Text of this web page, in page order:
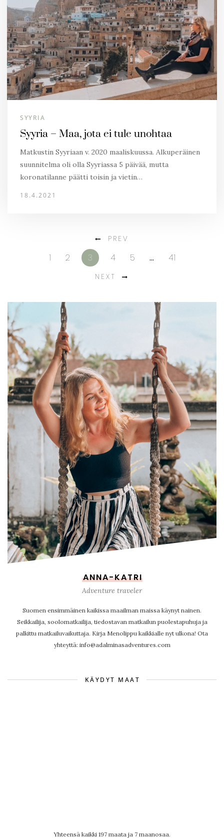
SYYRIA
Syyria – Maa, jota ei tule unohtaa
Matkustin Syyriaan v. 2020 maaliskuussa. Alkuperäinen
suunnitelma oli olla Syyriassa 5 päivää, mutta
koronatilanne päätti toisin ja vietin…
18.4.2021
PREV
1 2 3 4 5 … 41
NEXT
ANNA-KATRI
Adventure traveler
Suomen ensimmäinen kaikissa maailman maissa käynyt nainen.
Seikkailija, soolomatkailija, tiedostavan matkailun puolestapuhuja ja
palkittu matkailuvaikuttaja. Kirja Menolippu kaikkialle nyt ulkona! Ota
yhteyttä: info@adalminasadventures.com
KÄYDYT MAAT
Yhteensä kaikki 197 maata ja 7 maanosaa.